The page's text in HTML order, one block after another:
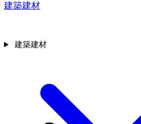
建築建材
建築建材